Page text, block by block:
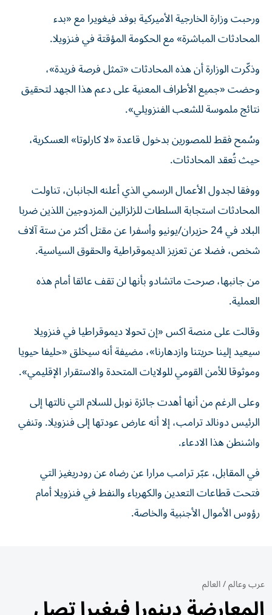
ورحبت وزارة الخارجية الأميركية بوفد فيغويرا مع «بدء
المحادثات المباشرة» مع الحكومة المؤقتة في فنزويلا.
وذكّرت الوزارة أن هذه المحادثات «تمثل فرصة فريدة»،
وحضت «جميع الأطراف المعنية على دعم هذا الجهد لتحقيق
نتائج ملموسة للشعب الفنزويلي».
وسُمح فقط للمصورين بدخول قاعدة «لا كارلوتا» العسكرية،
حيث تُعقد المحادثات.
ووفقا لجدول الأعمال الرسمي الذي أعلنه الجانبان، تناولت
المحادثات استجابة السلطات للزلزالين المزدوجين اللذين ضربا
البلاد في 24 حزيران/يونيو وأسفرا عن مقتل أكثر من ستة آلاف
شخص، فضلا عن تعزيز الديموقراطية والحقوق السياسية.
من جانبها، صرحت ماتشادو بأنها لن تقف عائقا أمام هذه
العملية.
وقالت على منصة اكس «إن تحولا ديموقراطيا في فنزويلا
سيعيد إلينا حريتنا وازدهارنا»، مضيفة أنه سيخلق «حليفا حيويا
وموثوقا للأمن القومي للولايات المتحدة والاستقرار الإقليمي».
وعلى الرغم من أنها أهدت جائزة نوبل للسلام التي نالتها إلى
الرئيس دونالد ترامب، إلا أنه عارض عودتها إلى فنزويلا. وتنفي
واشنطن هذا الادعاء.
في المقابل، عبّر ترامب مرارا عن رضاه عن رودريغيز التي
فتحت قطاعات التعدين والكهرباء والنفط في فنزويلا أمام
رؤوس الأموال الأجنبية والخاصة.
عرب وعالم/العالم